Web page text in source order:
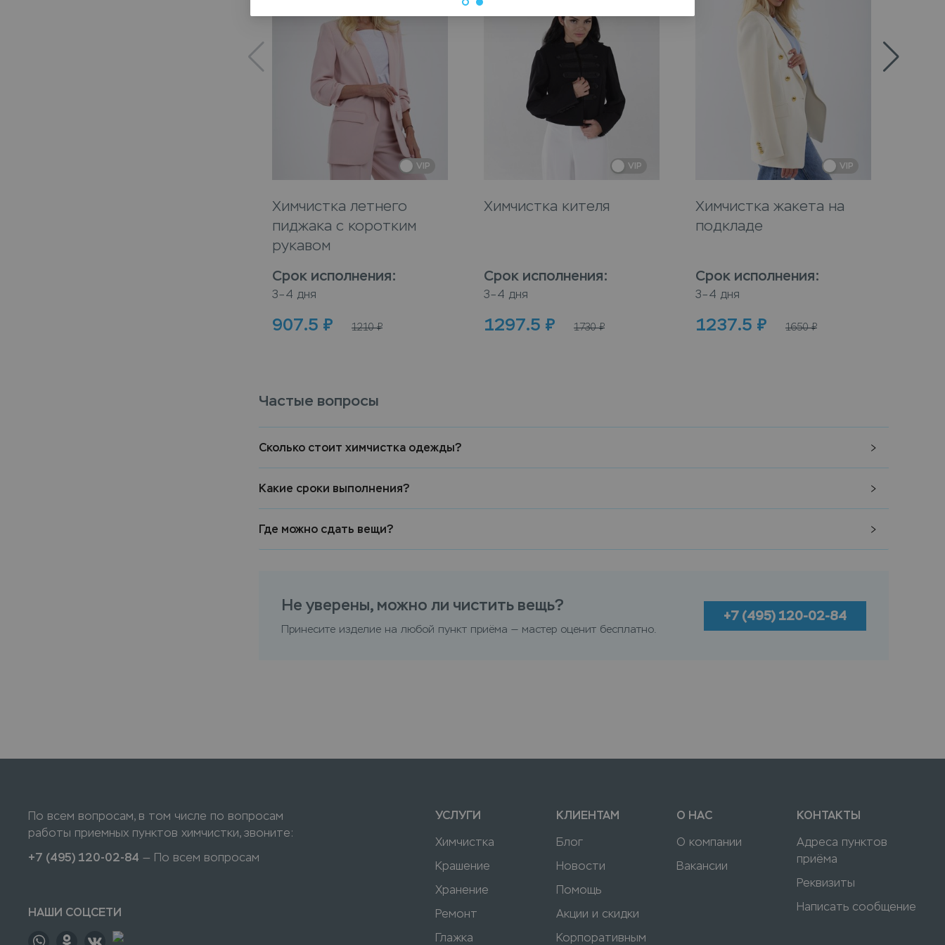
VIP
Химчистка летнего
пиджака с коротким
рукавом
Срок исполнения:
3–4 дня
907.5 ₽ 1210 ₽
VIP
Химчистка кителя
Срок исполнения:
3–4 дня
1297.5 ₽ 1730 ₽
VIP
Химчистка жакета на
подкладе
Срок исполнения:
3–4 дня
1237.5 ₽ 1650 ₽
Частые вопросы
Сколько стоит химчистка одежды?
Какие сроки выполнения?
Где можно сдать вещи?
Не уверены, можно ли чистить вещь?
Принесите изделие на любой пункт приёма — мастер оценит бесплатно.
+7 (495) 120-02-84
По всем вопросам, в том числе по вопросам
работы приемных пунктов химчистки, звоните:
+7 (495) 120-02-84 — По всем вопросам
НАШИ СОЦСЕТИ
УСЛУГИ
Химчистка
Крашение
Хранение
Ремонт
Глажка
КЛИЕНТАМ
Блог
Новости
Помощь
Акции и скидки
Корпоративным
О НАС
О компании
Вакансии
КОНТАКТЫ
Адреса пунктов
приёма
Реквизиты
Написать сообщение